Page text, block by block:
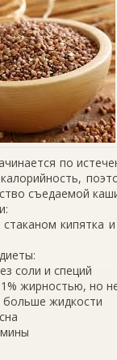
по
съедаемой
кипятка
соли и специй
жирностью, но
жидкости